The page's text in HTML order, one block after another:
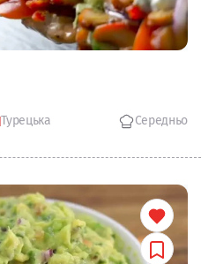
Турецька Середньо